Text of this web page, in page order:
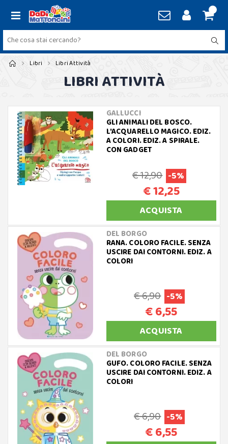
Libri Libri Attività
LIBRI ATTIVITÀ
GALLUCCI
GLI ANIMALI DEL BOSCO.
L'ACQUARELLO MAGICO. EDIZ.
A COLORI. EDIZ. A SPIRALE.
CON GADGET
€ 12,90 -5%
€ 12,25
ACQUISTA
DEL BORGO
RANA. COLORO FACILE. SENZA
USCIRE DAI CONTORNI. EDIZ. A
COLORI
€ 6,90 -5%
€ 6,55
ACQUISTA
DEL BORGO
GUFO. COLORO FACILE. SENZA
USCIRE DAI CONTORNI. EDIZ. A
COLORI
€ 6,90 -5%
€ 6,55